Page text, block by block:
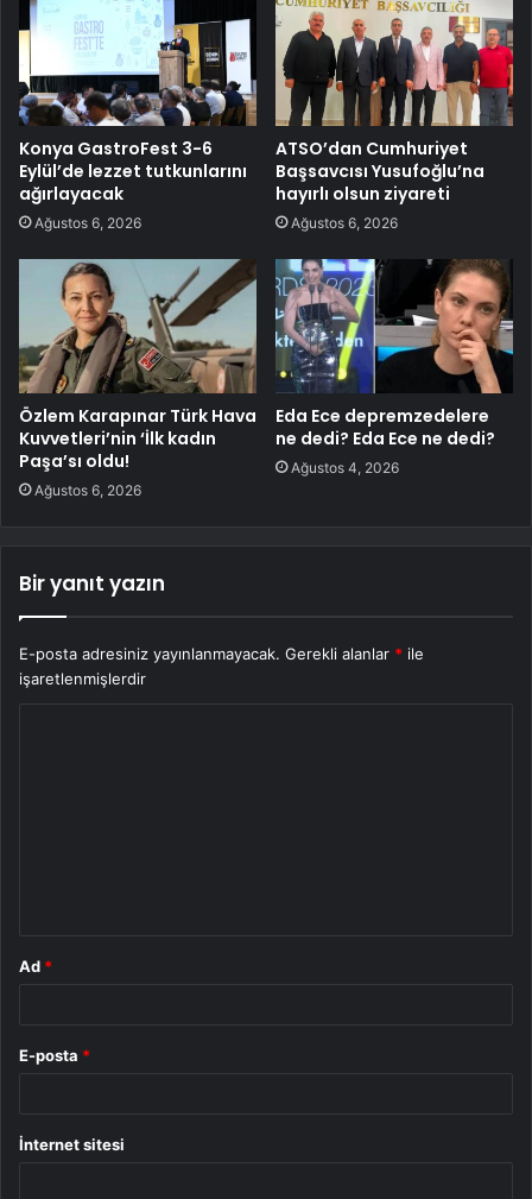
Konya GastroFest 3-6
Eylül’de lezzet tutkunlarını
ağırlayacak
Ağustos 6, 2026
ATSO’dan Cumhuriyet
Başsavcısı Yusufoğlu’na
hayırlı olsun ziyareti
Ağustos 6, 2026
Özlem Karapınar Türk Hava
Kuvvetleri’nin ‘İlk kadın
Paşa’sı oldu!
Ağustos 6, 2026
Eda Ece depremzedelere
ne dedi? Eda Ece ne dedi?
Ağustos 4, 2026
Bir yanıt yazın
E-posta adresiniz yayınlanmayacak. Gerekli alanlar * ile
işaretlenmişlerdir
Ad *
E-posta *
İnternet sitesi